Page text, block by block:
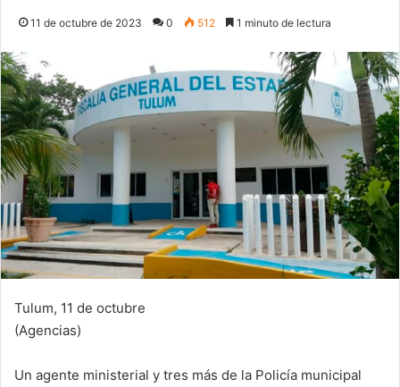
11 de octubre de 2023 0 512 1 minuto de lectura
Tulum, 11 de octubre
(Agencias)
Un agente ministerial y tres más de la Policía municipal